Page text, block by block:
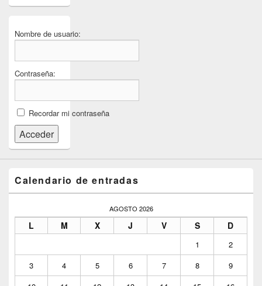
Nombre de usuario:
Contraseña:
Recordar mi contraseña
Acceder
Calendario de entradas
AGOSTO 2026
L M X J V S D
1
2
3
4 5 6 7 8
9